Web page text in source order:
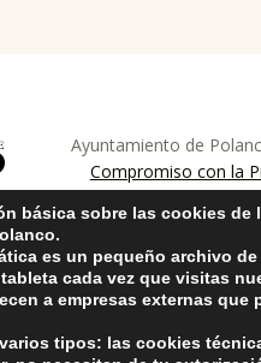
de
Ayuntamiento de
Compromiso con la
básica sobre las cookies
es un pequeño archivo
cada vez que visitas
a empresas externas
tipos: las cookies